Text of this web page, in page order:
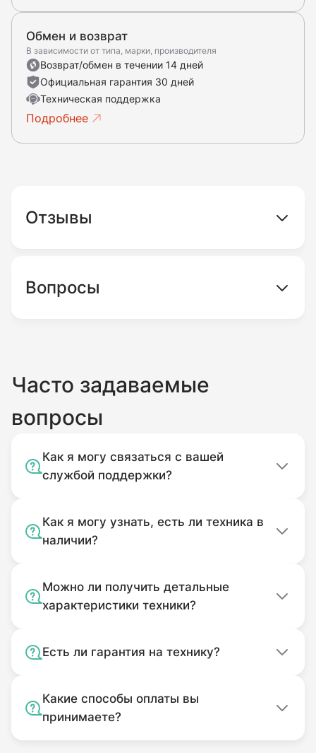
Обмен и возврат
В зависимости от типа, марки, производителя
Возврат/обмен в течении 14 дней
Официальная гарантия 30 дней
Техническая поддержка
Подробнее
Отзывы
Вопросы
Часто задаваемые
вопросы
Как я могу связаться с вашей
службой поддержки?
Как я могу узнать, есть ли техника в
наличии?
Можно ли получить детальные
характеристики техники?
Есть ли гарантия на технику?
Какие способы оплаты вы
принимаете?